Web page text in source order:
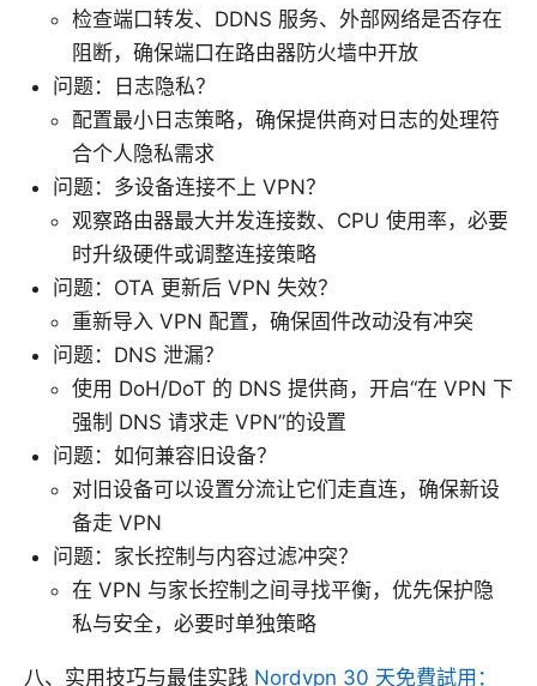
检查端口转发、DDNS 服务、外部网络是否存在
阻断，确保端口在路由器防火墙中开放
问题：日志隐私？
配置最小日志策略，确保提供商对日志的处理符
合个人隐私需求
问题：多设备连接不上 VPN？
观察路由器最大并发连接数、CPU 使用率，必要
时升级硬件或调整连接策略
问题：OTA 更新后 VPN 失效？
重新导入 VPN 配置，确保固件改动没有冲突
问题：DNS 泄漏？
使用 DoH/DoT 的 DNS 提供商，开启“在 VPN 下
强制 DNS 请求走 VPN”的设置
问题：如何兼容旧设备？
对旧设备可以设置分流让它们走直连，确保新设
备走 VPN
问题：家长控制与内容过滤冲突？
在 VPN 与家长控制之间寻找平衡，优先保护隐
私与安全，必要时单独策略
八、实用技巧与最佳实践 Nordvpn 30 天免費試用：